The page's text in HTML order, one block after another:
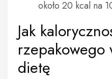
około 20 kcal na
Jak
rzepakowego
dietę